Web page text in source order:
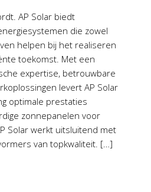
AP Solar biedt
die zowel
helpen bij het realiseren
toekomst. Met een
expertise, betrouwbare
levert AP Solar
optimale prestaties
zonnepanelen voor
Solar werkt uitsluitend met
van topkwaliteit. […]